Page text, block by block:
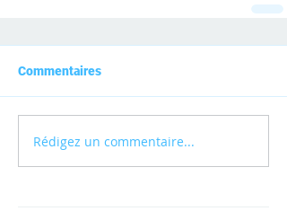
Commentaires
Rédigez un commentaire...